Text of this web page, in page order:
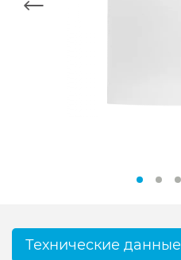
Технические данные